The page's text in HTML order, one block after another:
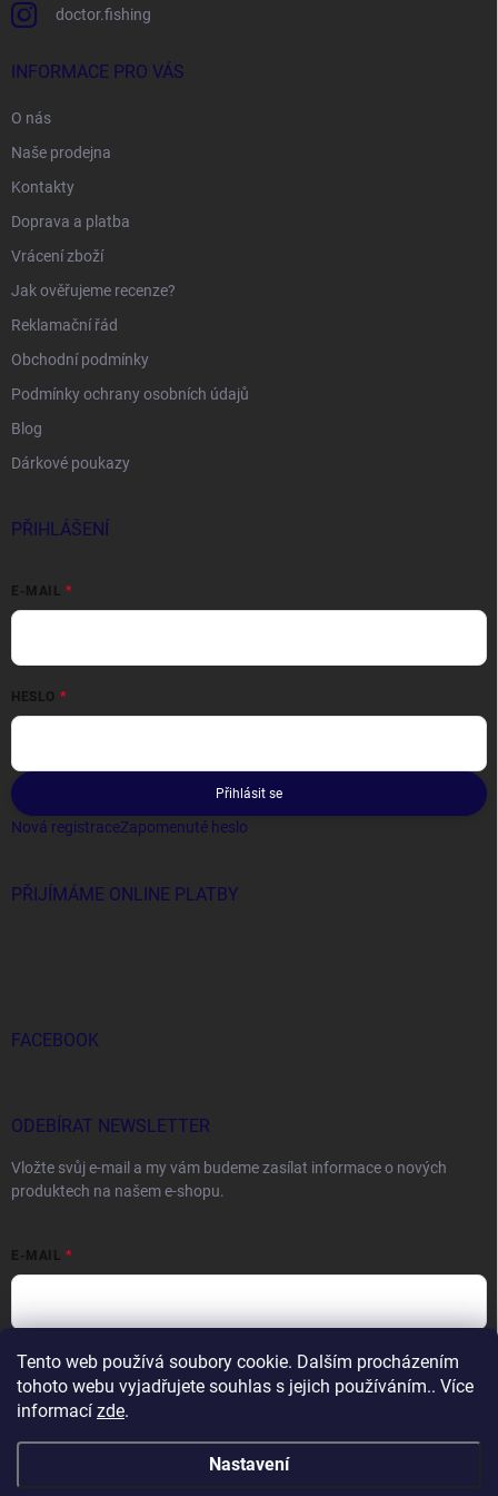
Tento web používá soubory cookie. Dalším procházením
tohoto webu vyjadřujete souhlas s jejich používáním.. Více
informací zde.
Nastavení
doctor.fishing
INFORMACE PRO VÁS
O nás
Naše prodejna
Kontakty
Doprava a platba
Vrácení zboží
Jak ověřujeme recenze?
Reklamační řád
Obchodní podmínky
Podmínky ochrany osobních údajů
Blog
Dárkové poukazy
PŘIHLÁŠENÍ
E-MAIL
HESLO
Přihlásit se
Nová registraceZapomenuté heslo
PŘIJÍMÁME ONLINE PLATBY
FACEBOOK
ODEBÍRAT NEWSLETTER
Vložte svůj e-mail a my vám budeme zasílat informace o nových
produktech na našem e-shopu.
E-MAIL
Vložením e-mailu souhlasíte spodmínkami ochrany osobních údajů
Přihlásit se